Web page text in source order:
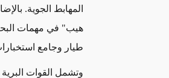
هيب" في مهمات
طيار وجامع
وتشمل القوات